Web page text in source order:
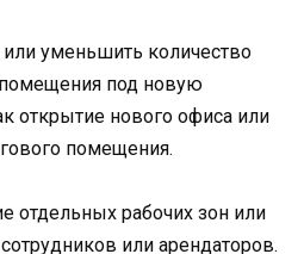
или уменьшить количество
под новую
открытие нового офиса или
помещения.
отдельных рабочих зон или
или арендаторов.